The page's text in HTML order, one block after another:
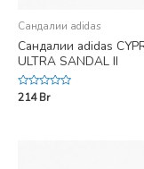
Сандалии adidas
Сандалии adidas
ULTRA SANDAL II
Rated
0
214Br